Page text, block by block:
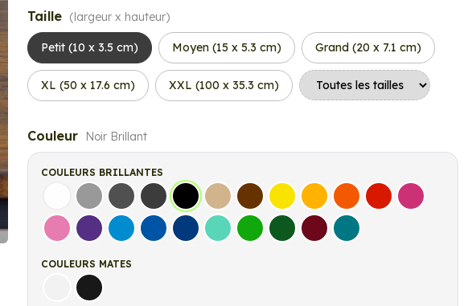
Taille (largeur x hauteur)
Petit (10 x 3.5 cm) Moyen (15 x 5.3 cm) Grand (20 x 7.1 cm)
XL (50 x 17.6 cm) XXL (100 x 35.3 cm)
Couleur Noir Brillant
COULEURS BRILLANTES
Blanc Gris Gris FoncéGris Anthracite
Noir Beige Marron Jaune ClairJaune Foncé
OrangeRouge Fuchsia
Rose Violet Bleu clairBleu MoyenBleu FoncéBleu VertVert clairVert FoncéBordeauxTurquoise
COULEURS MATES
Blanc matNoir Mat